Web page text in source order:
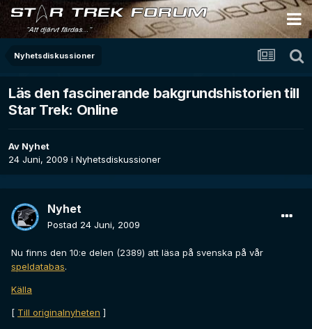
Nyhetsdiskussioner
Läs den fascinerande bakgrundshistorien till
Star Trek: Online
Av Nyhet
24 Juni, 2009 i Nyhetsdiskussioner
Nyhet
Postad 24 Juni, 2009
Nu finns den 10:e delen (2389) att läsa på svenska på vår
speldatabas.
Källa
[ Till originalnyheten ]